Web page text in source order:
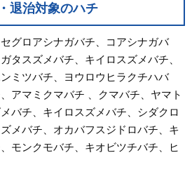
退治対象のハチ
グロアシナガバチ、コアシナガバ
タスズメバチ、キイロスズメバチ、
ミツバチ、ヨウロウヒラクチハバ
アマミクマバチ 、クマバチ、ヤマト
バチ、キイロスズメバチ、シダクロ
メバチ、オカバフスジドロバチ、キ
モンクモバチ、キオビツチバチ、ヒ